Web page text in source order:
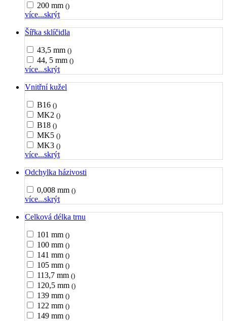
200 mm ()
více...skrýt
Šířka sklíčidla
43,5 mm ()
44, 5 mm ()
více...skrýt
Vnitřní kužel
B16 ()
MK2 ()
B18 ()
MK5 ()
MK3 ()
více...skrýt
Odchylka házivosti
0,008 mm ()
více...skrýt
Celková délka trnu
101 mm ()
100 mm ()
141 mm ()
105 mm ()
113,7 mm ()
120,5 mm ()
139 mm ()
122 mm ()
149 mm ()